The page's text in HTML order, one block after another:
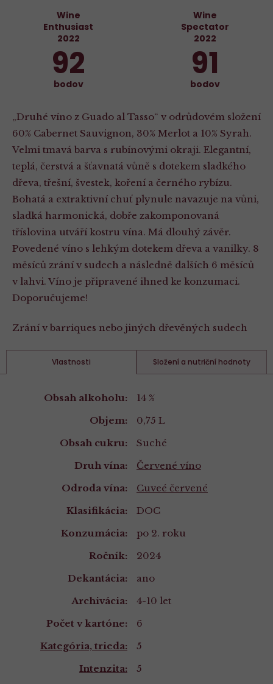
Wine
Enthusiast
2022
92
bodov
Wine
Spectator
2022
91
bodov
„Druhé víno z Guado al Tasso“ v odrůdovém složení
60% Cabernet Sauvignon, 30% Merlot a 10% Syrah.
Velmi tmavá barva s rubínovými okraji. Elegantní,
teplá, čerstvá a šťavnatá vůně s dotekem sladkého
dřeva, třešní, švestek, koření a černého rybízu.
Bohatá a extraktivní chuť plynule navazuje na vůni,
sladká harmonická, dobře zakomponovaná
tříslovina utváří kostru vína. Má dlouhý závěr.
Povedené víno s lehkým dotekem dřeva a vanilky. 8
měsíců zrání v sudech a následně dalších 6 měsíců
v lahvi. Víno je připravené ihned ke konzumaci.
Doporučujeme!
Zrání v barriques nebo jiných dřevěných sudech
Vlastnosti Složení a nutriční hodnoty
Vlastnosti
Obsah alkoholu:
14 %
Objem:
0,75 L
Obsah cukru:
Suché
Druh vína:
Červené víno
Odroda vína:
Cuveé červené
Klasifikácia:
DOC
Konzumácia:
po 2. roku
Ročník:
2024
Dekantácia:
ano
Archivácia:
4-10 let
Počet v kartóne:
6
Kategória, trieda:
5
Intenzita:
5